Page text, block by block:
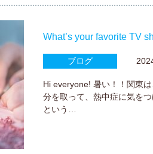
What’s your favorite TV
ブログ
Hi everyone! 暑い！！関東
分を取って、熱中症に気を
という…